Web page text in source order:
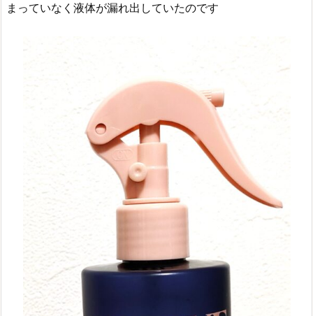
まっていなく液体が漏れ出していたのです